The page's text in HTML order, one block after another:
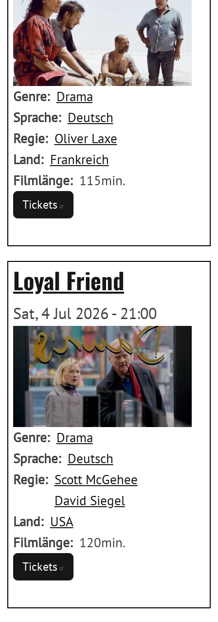
Genre
Drama
Sprache
Deutsch
Regie
Oliver Laxe
Land
Frankreich
Filmlänge
115min.
Tickets
Loyal Friend
Sat, 4 Jul 2026 - 21:00
Genre
Drama
Sprache
Deutsch
Regie
Scott McGehee
David Siegel
Land
USA
Filmlänge
120min.
Tickets